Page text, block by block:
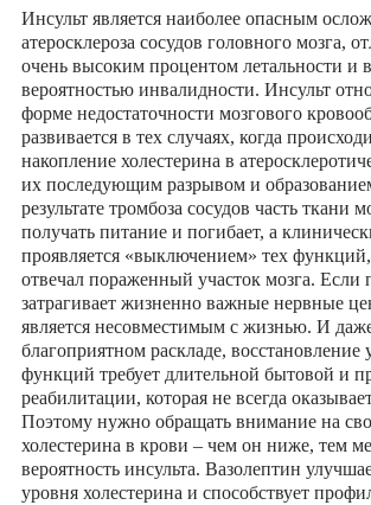
Инсульт является наиболее опасным
атеросклероза сосудов головного мозга,
очень высоким процентом летальности и
вероятностью инвалидности. Инсульт
форме недостаточности мозгового
развивается в тех случаях, когда
накопление холестерина в
их последующим разрывом и
результате тромбоза сосудов часть ткани
получать питание и погибает, а
проявляется «выключением» тех
отвечал пораженный участок мозга. Если
затрагивает жизненно важные нервные
является несовместимым с жизнью. И
благоприятном раскладе, восстановление
функций требует длительной бытовой и
реабилитации, которая не всегда
Поэтому нужно обращать внимание на
холестерина в крови – чем он ниже, тем
вероятность инсульта. Вазолептин
уровня холестерина и способствует